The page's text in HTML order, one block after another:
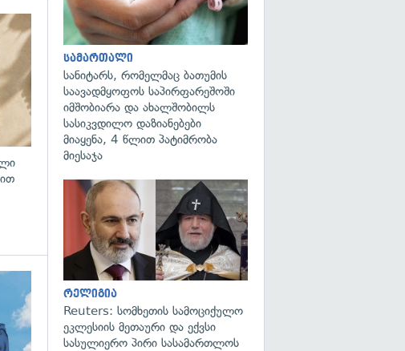
გადახედვა
სამართალი
სანიტარს, რომელმაც ბათუმის
საავადმყოფოს საპირფარეშოში
იმშობიარა და ახალშობილს
სასიკვდილო დაზიანებები
მიაყენა, 4 წლით პატიმრობა
მიესაჯა
რელიგია
Reuters: სომხეთის სამოციქულო
ეკლესიის მეთაური და ექვსი
სასულიერო პირი სასამართლოს